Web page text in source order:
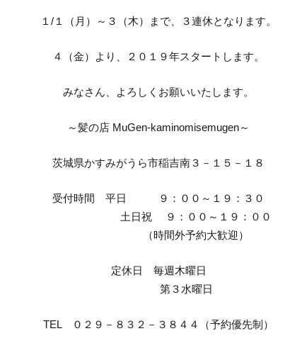
１/１（月）～３（木）まで、３連休となります。
４（金）より、２０１９年スタートします。
みなさん、よろしくお願いいたします。
～髪の店 MuGen-kaminomisemugen～
茨城県かすみがうら市稲吉南３－１５－１８
受付時間 平日 ９：００～１９：３０
土日祝 ９：００～１９：００
（時間外予約大歓迎）
定休日 毎週木曜日
第３水曜日
TEL ０２９－８３２－３８４４（予約優先制）